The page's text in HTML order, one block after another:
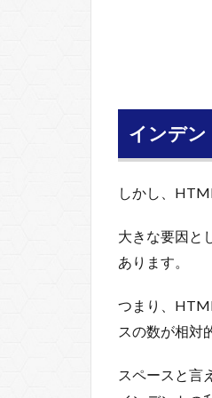
インデン
しかし、
大きな要因と
あります。
つまり、
スの数が相対
スペースと言